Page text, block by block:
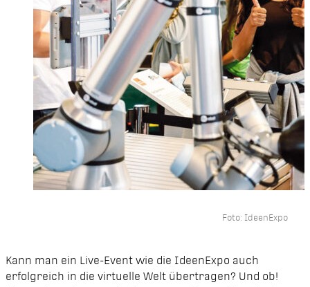
Foto: IdeenExpo
Kann man ein Live-Event wie die IdeenExpo auch
erfolgreich in die virtuelle Welt übertragen? Und ob!